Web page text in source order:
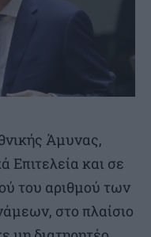
Άμυνας,
Επιτελεία και σε
του αριθμού των
στο πλαίσιο